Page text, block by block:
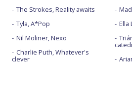
The Strokes, Reality awaits
Tyla, A*Pop
Nil Moliner, Nexo
Charlie Puth, Whatever's
clever
Ella